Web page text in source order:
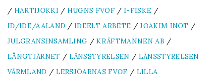
/ HARTIJOKKI / HUGNS FVOF / I-FISKE /
ID/IDE/AALAND /IDEELT ARBETE /JOAKIM INOT /
JULGRANSINSAMLING /KRÄFTMANNEN AB /
LÅNGTJÄRNET / LÄNSSTYRELSEN / LÄNSSTYRELSEN
VÄRMLAND / LERSJÖARNAS FVOF / LILLA